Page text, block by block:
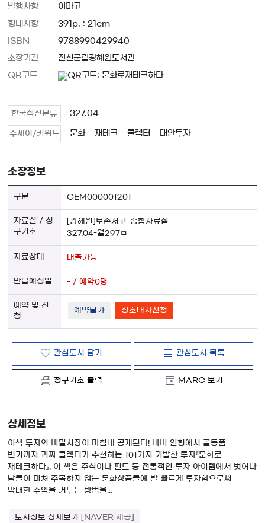
발행사항 이마고
형태사항 391p. : 21cm
ISBN 9788990429940
소장기관 진천군립광혜원도서관
QR코드
한국십진분류 327.04
주제어/키워드 문화 재테크 콜렉터 대안투자
소장정보
GEM000001201
[광혜원]보존서고_종합자료실
327.04-월297ㅁ
대출가능
- / 예약0명
예약불가 상호대차신청
관심도서 담기 관심도서 목록
청구기호 출력 MARC 보기
상세정보
이색 투자의 비밀시장이 마침내 공개된다! 바비 인형에서 골동품
변기까지 괴짜 콜렉터가 추천하는 101가지 기발한 투자『문화로
재테크하다』. 이 책은 주식이나 펀드 등 전통적인 투자 아이템에서 벗어나
남들이 미처 주목하지 않는 문화상품들에 발 빠르게 투자함으로써
막대한 수익을 거두는 방법을...
도서정보 상세보기 [NAVER 제공]